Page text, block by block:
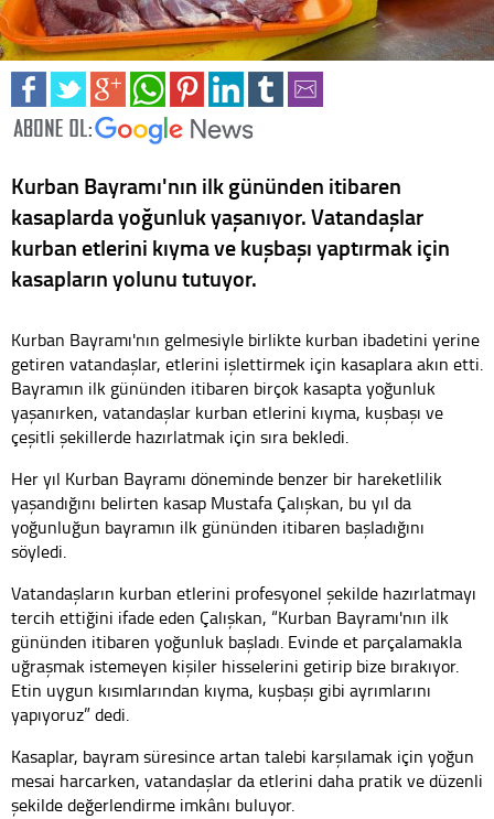
Kurban Bayramı'nın ilk gününden itibaren
kasaplarda yoğunluk yaşanıyor. Vatandaşlar
kurban etlerini kıyma ve kuşbaşı yaptırmak için
kasapların yolunu tutuyor.
Kurban Bayramı'nın gelmesiyle birlikte kurban ibadetini yerine
getiren vatandaşlar, etlerini işlettirmek için kasaplara akın etti.
Bayramın ilk gününden itibaren birçok kasapta yoğunluk
yaşanırken, vatandaşlar kurban etlerini kıyma, kuşbaşı ve
çeşitli şekillerde hazırlatmak için sıra bekledi.
Her yıl Kurban Bayramı döneminde benzer bir hareketlilik
yaşandığını belirten kasap Mustafa Çalışkan, bu yıl da
yoğunluğun bayramın ilk gününden itibaren başladığını
söyledi.
Vatandaşların kurban etlerini profesyonel şekilde hazırlatmayı
tercih ettiğini ifade eden Çalışkan, “Kurban Bayramı'nın ilk
gününden itibaren yoğunluk başladı. Evinde et parçalamakla
uğraşmak istemeyen kişiler hisselerini getirip bize bırakıyor.
Etin uygun kısımlarından kıyma, kuşbaşı gibi ayrımlarını
yapıyoruz” dedi.
Kasaplar, bayram süresince artan talebi karşılamak için yoğun
mesai harcarken, vatandaşlar da etlerini daha pratik ve düzenli
şekilde değerlendirme imkânı buluyor.